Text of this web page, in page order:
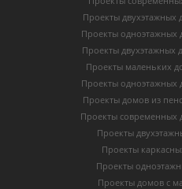
Проекты двухэтажных
Проекты одноэтажных
Проекты двухэтажных
Проекты маленьких
Проекты одноэтажных
Проекты домов из
Проекты современных
Проекты
Проекты
Проекты
Проекты домов с